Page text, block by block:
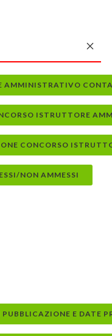
AMMINISTRATIVO
ISTRUTTORE
CONCORSO
NON AMMESSI
E DATE